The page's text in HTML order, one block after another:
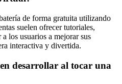
de forma gratuita utilizando
suelen ofrecer tutoriales,
los usuarios a mejorar sus
interactiva y divertida.
desarrollar al tocar una